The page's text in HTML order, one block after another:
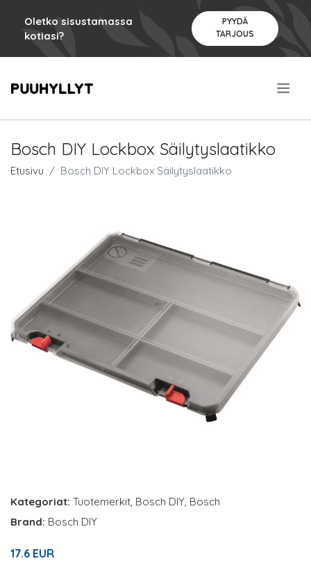
Oletko sisustamassa
kotiasi?
PYYDÄ
TARJOUS
Bosch DIY Lockbox Säilytyslaatikko
Etusivu Bosch DIY Lockbox Säilytyslaatikko
Kategoriat: Tuotemerkit, Bosch DIY, Bosch
Brand: Bosch DIY
17.6 EUR